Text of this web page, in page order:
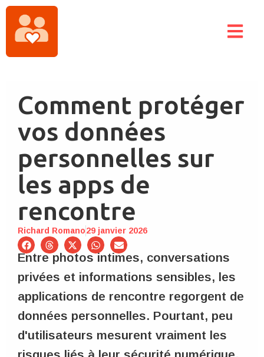
Comment protéger
vos données
personnelles sur
les apps de
rencontre
Richard Romano29 janvier 2026
Entre photos intimes, conversations
privées et informations sensibles, les
applications de rencontre regorgent de
données personnelles. Pourtant, peu
d'utilisateurs mesurent vraiment les